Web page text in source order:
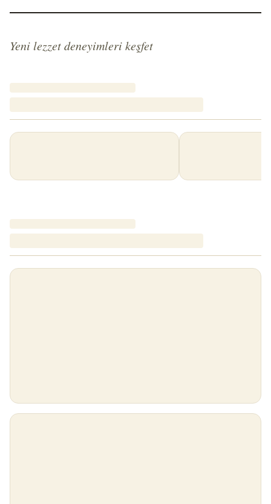
Yeni lezzet deneyimleri keşfet